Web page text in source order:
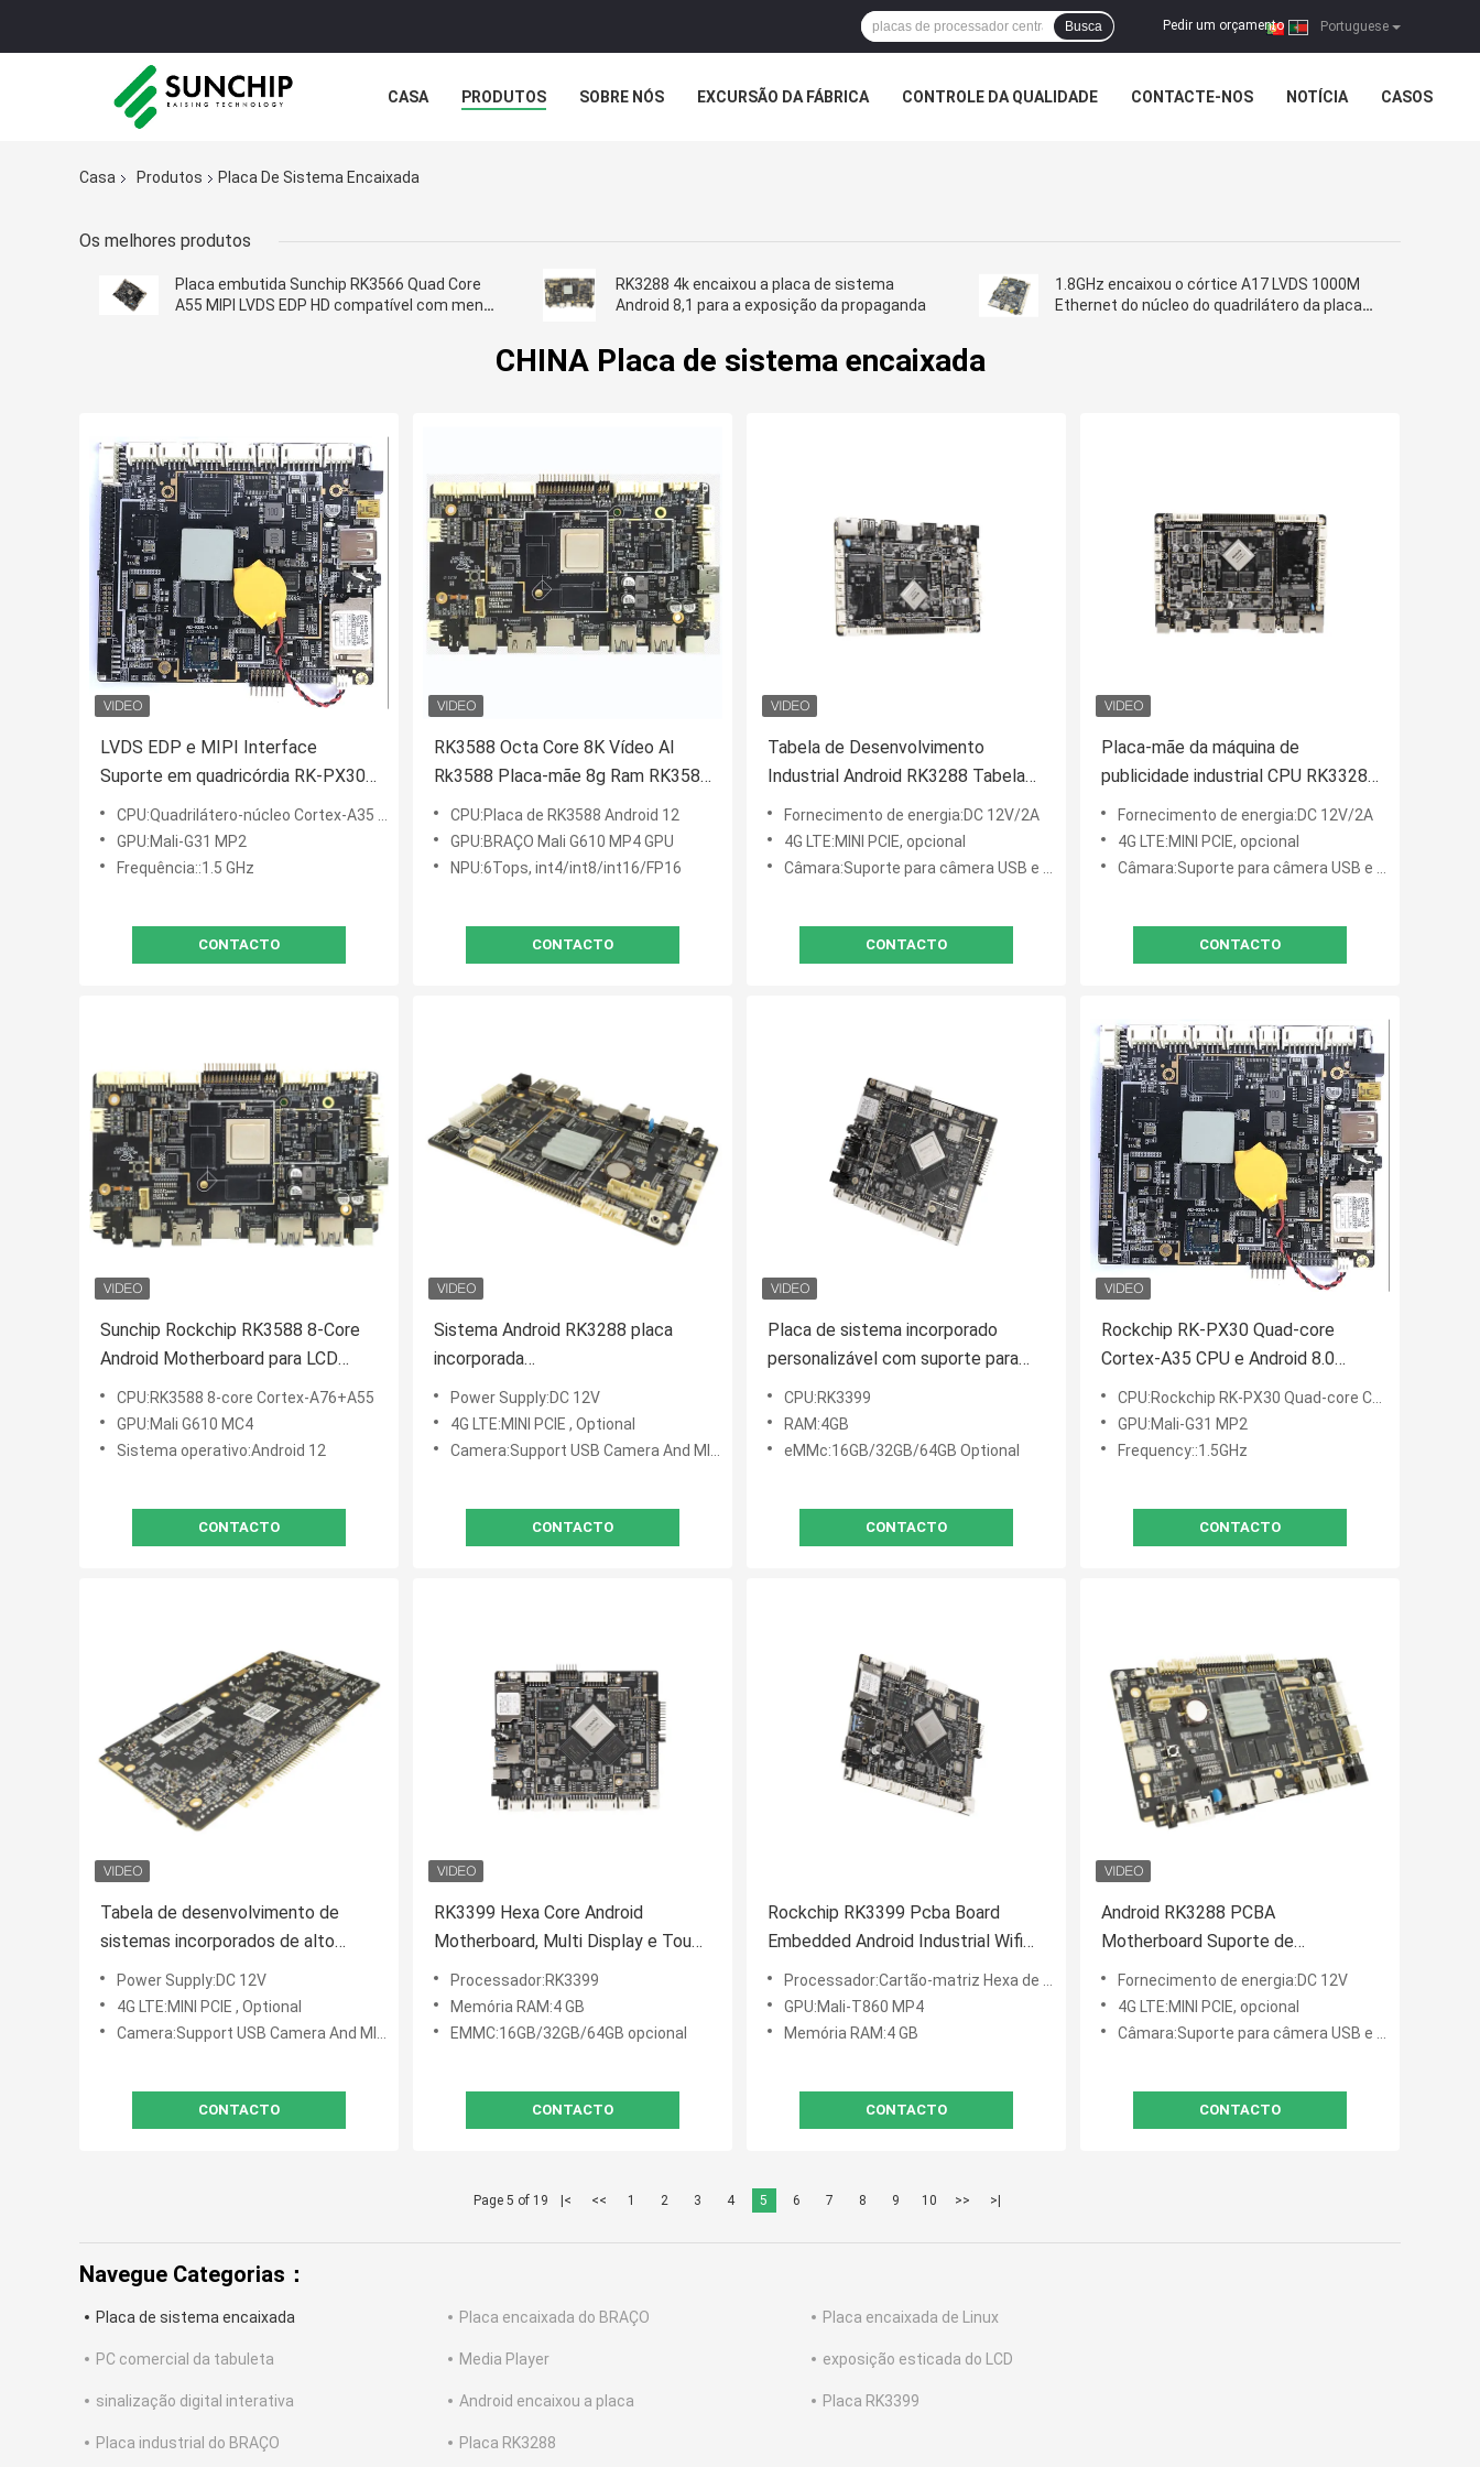
Portuguese
Pedir um orçamento |
Busca
CASA PRODUTOS SOBRE NÓS EXCURSÃO DA FÁBRICA CONTROLE DA QUALIDADE CONTACTE-NOS NOTÍCIA CASOS
Casa
Produtos Placa De Sistema Encaixada
Os melhores produtos
Placa embutida Sunchip RK3566 Quad Core
A55 MIPI LVDS EDP HD compatível com menu
RK3288 4k encaixou a placa de sistema
Android 8,1 para a exposição da propaganda
1.8GHz encaixou o córtice A17 LVDS 1000M
Ethernet do núcleo do quadrilátero da placa
CHINA Placa de sistema encaixada
LVDS EDP e MIPI Interface
Suporte em quadricórdia RK-PX30
Cortex-A35 CPU Embedded Board
para máquinas de publicidade LCD
CPU:Quadrilátero-núcleo Cortex-A35 de Rockchip RK-PX30
GPU:Mali-G31 MP2
Frequência::1.5 GHz
CONTACTO
RK3588 Octa Core 8K Vídeo AI
Rk3588 Placa-mãe 8g Ram RK3588
Android 12 Rockchip Placa de
sistema incorporada
CPU:Placa de RK3588 Android 12
GPU:BRAÇO Mali G610 MP4 GPU
NPU:6Tops, int4/int8/int16/FP16
CONTACTO
Tabela de Desenvolvimento
Industrial Android RK3288 Tabela
de Controle Android de Sinalização
Digital
Fornecimento de energia:DC 12V/2A
4G LTE:MINI PCIE, opcional
Câmara:Suporte para câmera USB e câmera MIPI
CONTACTO
Placa-mãe da máquina de
publicidade industrial CPU RK3328
Quad Core em Shopping Mall
Fornecimento de energia:DC 12V/2A
4G LTE:MINI PCIE, opcional
Câmara:Suporte para câmera USB e câmera MIPI
CONTACTO
Sunchip Rockchip RK3588 8-Core
Android Motherboard para LCD
comercial de publicidade
CPU:RK3588 8-core Cortex-A76+A55
GPU:Mali G610 MC4
Sistema operativo:Android 12
CONTACTO
Sistema Android RK3288 placa
incorporada
USB/ETHERNET/WIFI/BT/ placa
de controle
Power Supply:DC 12V
4G LTE:MINI PCIE , Optional
Camera:Support USB Camera And MIPI Camera
CONTACTO
Placa de sistema incorporado
personalizável com suporte para
iluminação de fundo de
3.3V/5V/12V e tela sensível ao
toque multi-ponto
CPU:RK3399
RAM:4GB
eMMc:16GB/32GB/64GB Optional
CONTACTO
Rockchip RK-PX30 Quad-core
Cortex-A35 CPU e Android 8.0
System para Industrial Embedded
System Board
CPU:Rockchip RK-PX30 Quad-core Cortex-A35
GPU:Mali-G31 MP2
Frequency::1.5GHz
CONTACTO
Tabela de desenvolvimento de
sistemas incorporados de alto
desempenho LVDS Display
Interface e DC 12V Power Supply
Power Supply:DC 12V
4G LTE:MINI PCIE , Optional
Camera:Support USB Camera And MIPI Camera
CONTACTO
RK3399 Hexa Core Android
Motherboard, Multi Display e Touch
Screen
Processador:RK3399
Memória RAM:4 GB
EMMC:16GB/32GB/64GB opcional
CONTACTO
Rockchip RK3399 Pcba Board
Embedded Android Industrial Wifi
Ethernet 4g Arm Board
Processador:Cartão-matriz Hexa de Android 10 do núcleo RK3399
GPU:Mali-T860 MP4
Memória RAM:4 GB
CONTACTO
Android RK3288 PCBA
Motherboard Suporte de
sinalização digital Resolução 4K por
7/24 horas
Fornecimento de energia:DC 12V
4G LTE:MINI PCIE, opcional
Câmara:Suporte para câmera USB e câmera MIPI
CONTACTO
Page 5 of 19 |< << 1 2 3 4 5 6 7 8 9 10 >> >|
Navegue Categorias：
Placa de sistema encaixada Placa encaixada do BRAÇO Placa encaixada de Linux
PC comercial da tabuleta Media Player exposição esticada do LCD
sinalização digital interativa Android encaixou a placa Placa RK3399
Placa industrial do BRAÇO Placa RK3288